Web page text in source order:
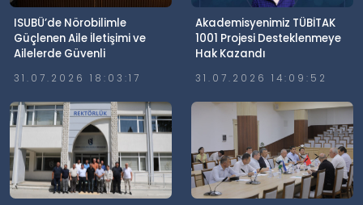
ISUBÜ’de Nörobilimle
Güçlenen Aile İletişimi ve
Ailelerde Güvenli
Gerçekleştirildi
31.07.2026 18:03:17
Akademisyenimiz TÜBİTAK
1001 Projesi Desteklenmeye
Hak Kazandı
31.07.2026 14:09:52